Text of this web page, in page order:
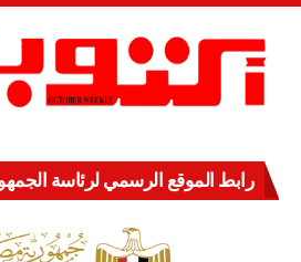
رابط الموقع الرسمي لرئاسة